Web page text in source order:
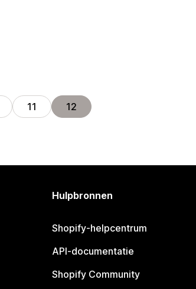
11 12
Hulpbronnen
Shopify-helpcentrum
API-documentatie
Shopify Community